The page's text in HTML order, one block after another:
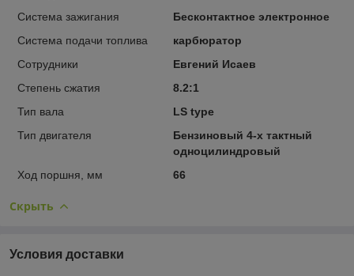
Система зажигания
Бесконтактное электронное
Система подачи топлива
карбюратор
Сотрудники
Евгений Исаев
Степень сжатия
8.2:1
Тип вала
LS type
Тип двигателя
Бензиновый 4-х тактный
одноцилиндровый
Ход поршня, мм
66
Скрыть
Условия доставки